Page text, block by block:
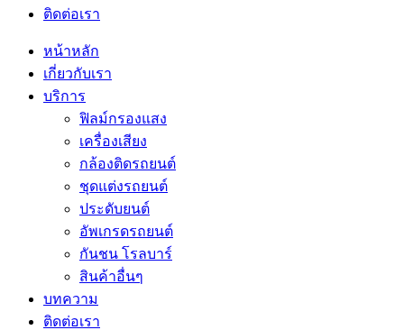
ติดต่อเรา
หน้าหลัก
เกี่ยวกับเรา
บริการ
ฟิลม์กรองแสง
เครื่องเสียง
กล้องติดรถยนต์
ชุดแต่งรถยนต์
ประดับยนต์
อัพเกรดรถยนต์
กันชน โรลบาร์
สินค้าอื่นๆ
บทความ
ติดต่อเรา